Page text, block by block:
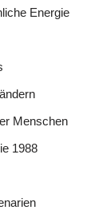
Energie
Menschen
1988